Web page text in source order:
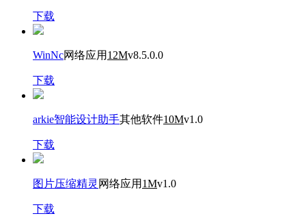
下载
WinNc网络应用 12Mv8.5.0.0
下载
arkie智能设计助手其他软件10Mv1.0
下载
图片压缩精灵 网络应用 1Mv1.0
下载